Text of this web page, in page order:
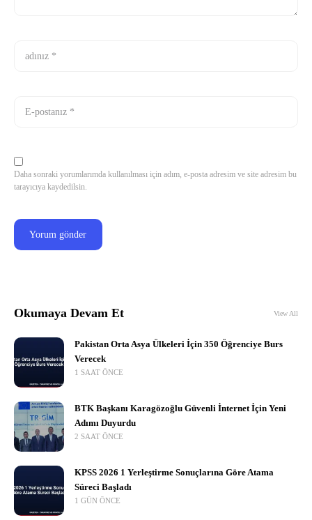
Daha sonraki yorumlarımda kullanılması için adım, e-posta adresim ve site adresim bu
tarayıcıya kaydedilsin.
Okumaya Devam Et View All
Pakistan Orta Asya Ülkeleri İçin 350 Öğrenciye Burs
Verecek
1 SAAT ÖNCE
BTK Başkanı Karagözoğlu Güvenli İnternet İçin Yeni
Adımı Duyurdu
2 SAAT ÖNCE
KPSS 2026 1 Yerleştirme Sonuçlarına Göre Atama
Süreci Başladı
1 GÜN ÖNCE